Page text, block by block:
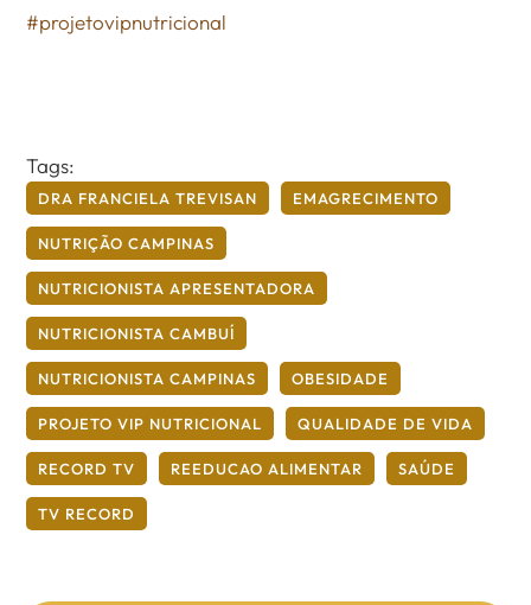
#projetovipnutricional
Tags:
DRA FRANCIELA TREVISAN EMAGRECIMENTO
NUTRIÇÃO CAMPINAS
NUTRICIONISTA APRESENTADORA
NUTRICIONISTA CAMBUÍ
NUTRICIONISTA CAMPINAS OBESIDADE
PROJETO VIP NUTRICIONAL QUALIDADE DE VIDA
RECORD TV REEDUCAO ALIMENTAR SAÚDE
TV RECORD